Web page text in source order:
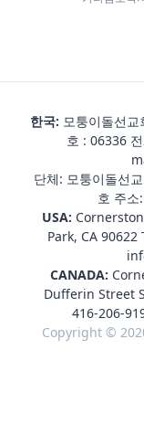
한국: 모퉁이돌선
호 : 06336
단체: 모퉁이돌선
호 주소
USA:
Park, CA 90622
CANADA:
Dufferin Street
416-206-
Copyright ©